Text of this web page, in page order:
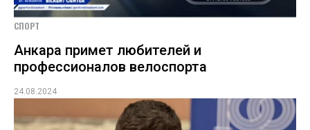
СПОРТ
Анкара примет любителей и
профессионалов велоспорта
24.08.2024